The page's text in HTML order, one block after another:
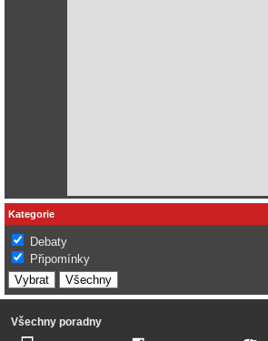
Kategorie
Debaty
Připomínky
Všechny poradny